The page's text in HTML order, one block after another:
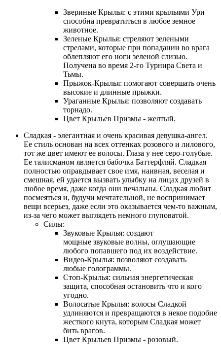
Звериные Крылья: с этими крыльями Ури
способна превратиться в любое земное
животное.
Зеленые Крылья: стреляют зелеными
стрелами, которые при попадании во врага
облепляют его ноги зеленой слизью.
Получена во время 2-го Турнира Света и
Тьмы.
Прыжок-Крылья: помогают совершать очень
высокие и длинные прыжки.
Ураганные Крылья: позволяют создавать
торнадо.
Цвет Крыльев Призмы - желтый.
Сладкая - элегантная и очень красивая девушка-ангел.
Ее стиль основан на всех оттенках розового и лилового,
тот же цвет имеют ее волосы. Глаза у нее серо-голубые.
Ее талисманом является бабочка Баттерфляй. Сладкая
полностью оправдывает свое имя, наивная, веселая и
смешная, ей удается вызвать улыбку на лицах друзей в
любое время, даже когда они печальны. Сладкая любит
посмеяться и, будучи мечтательной, не воспринимает
вещи всерьез, даже если это оказывается чем-то важным,
из-за чего может выглядеть немного глуповатой.
Силы:
Звуковые Крылья: создают
мощные звуковые волны, оглушающие
любого попавшего под их воздействие.
Видео-Крылья: позволяют создавать
любые голограммы.
Стоп-Крылья: сильная энергетическая
защита, способная остановить что и кого
угодно.
Волосатые Крылья: волосы Сладкой
удлиняются и превращаются в некое подобие
жесткого кнута, которым Сладкая может
бить врагов.
Цвет Крыльев Призмы - розовый.